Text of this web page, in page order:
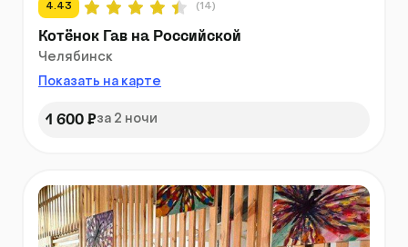
4.43 (14)
Котёнок Гав на Российской
Челябинск
Показать на карте
1 600 ₽за 2 ночи